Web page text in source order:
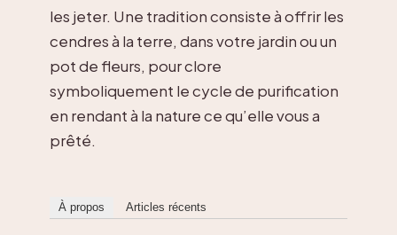
les jeter. Une tradition consiste à offrir les
cendres à la terre, dans votre jardin ou un
pot de fleurs, pour clore
symboliquement le cycle de purification
en rendant à la nature ce qu’elle vous a
prêté.
À propos Articles récents